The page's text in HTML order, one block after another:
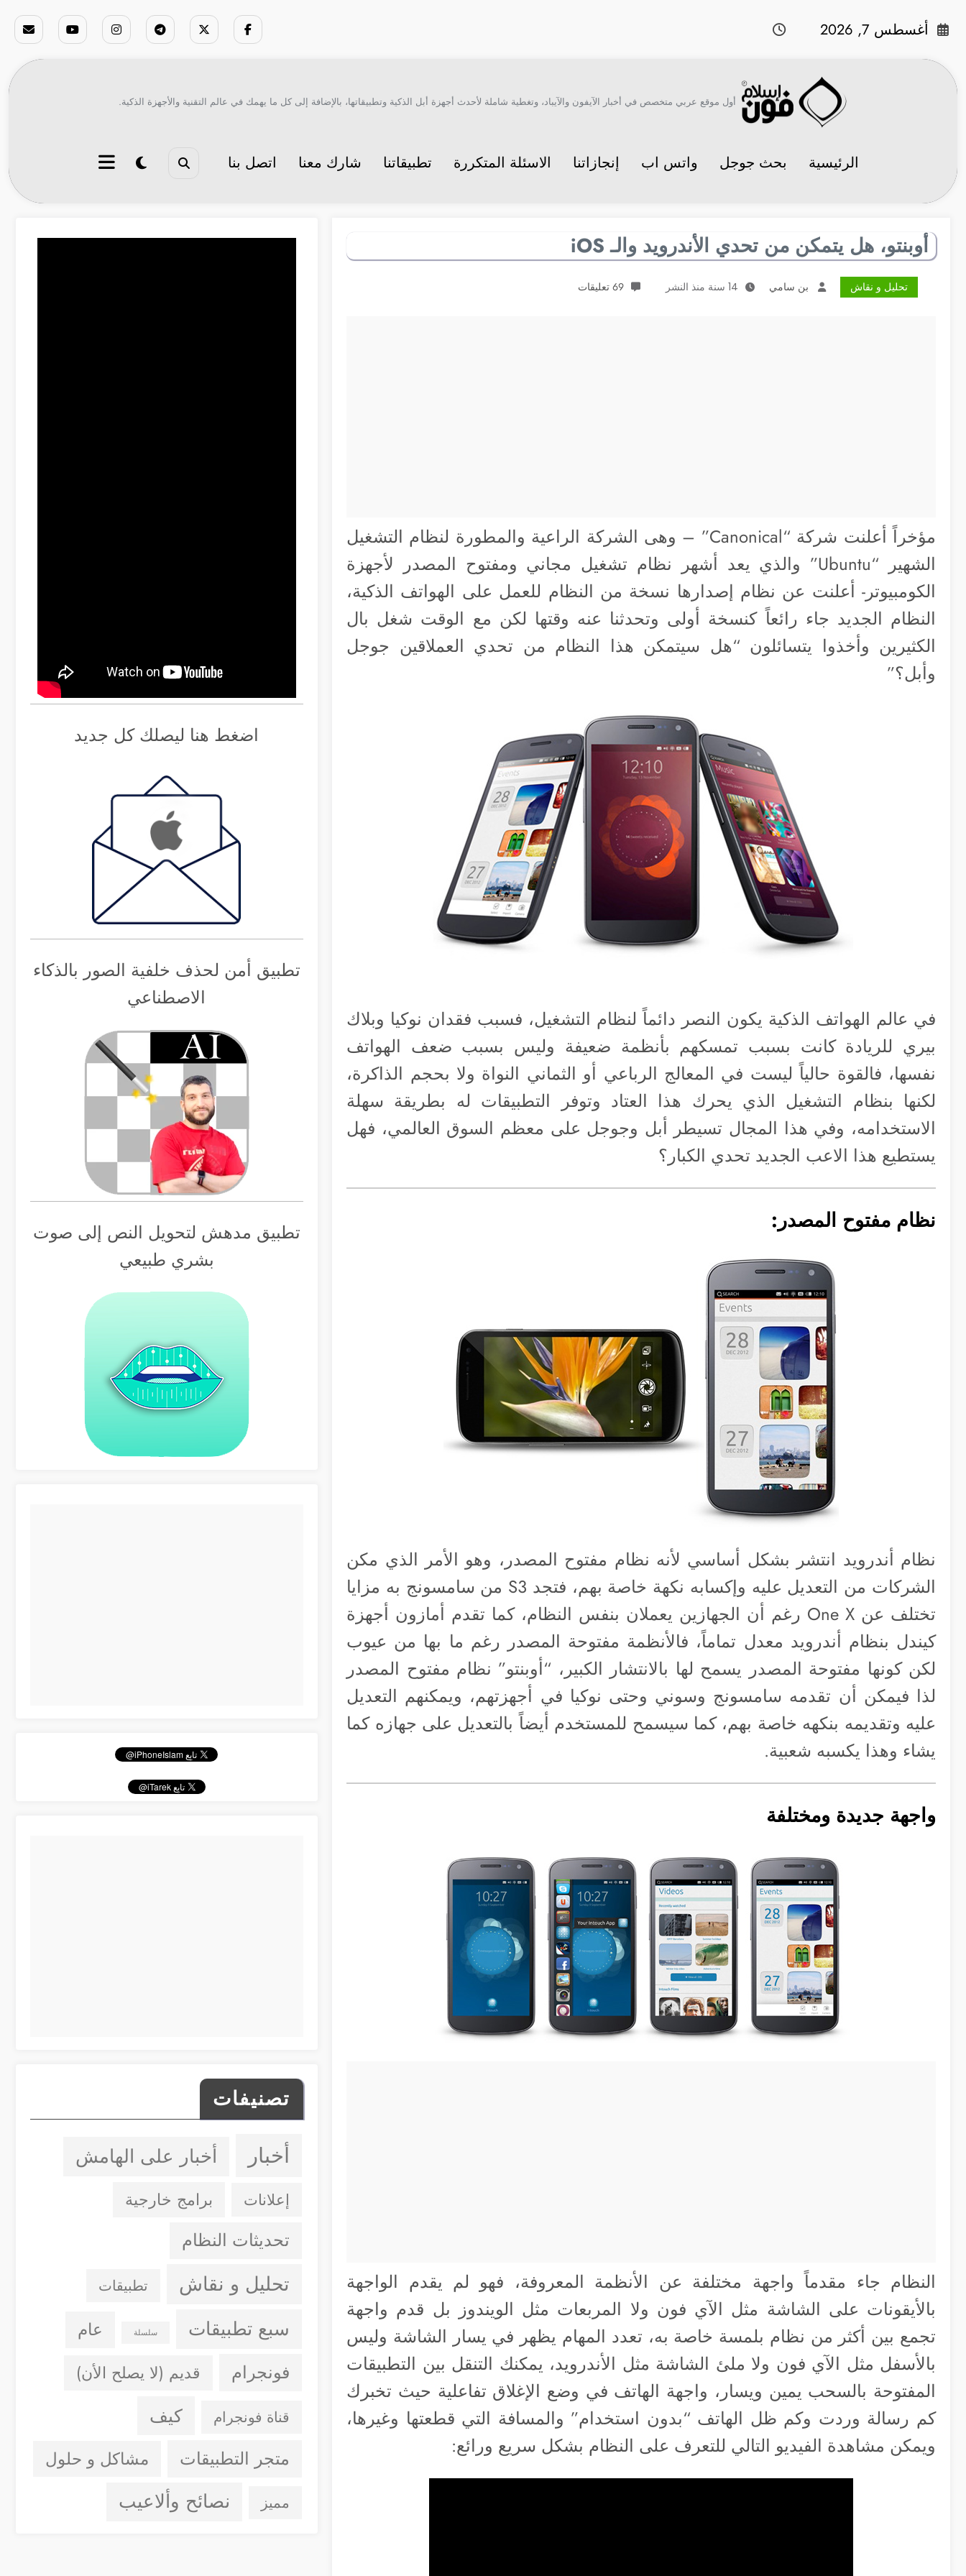
أغسطس 7, 2026
أول موقع عربي متخصص في أخبار الآيفون والآيباد، وتغطية شاملة لأحدث أجهزة أبل الذكية وتطبيقاتها، بالإضافة إلى كل ما يهمك في عالم التقنية والأجهزة الذكية.
الرئيسية بحث جوجل واتس اب إنجازاتنا الاسئلة المتكررة تطبيقاتنا شارك معنا اتصل بنا
أوبنتو، هل يتمكن من تحدي الأندرويد والـ iOS
تحليل و نقاش بن سامي 14 سنة منذ النشر 69 تعليقات
مؤخراً أعلنت شركة “Canonical” – وهى الشركة الراعية والمطورة لنظام التشغيل
الشهير “Ubuntu” والذي يعد أشهر نظام تشغيل مجاني ومفتوح المصدر لأجهزة
الكومبيوتر- أعلنت عن نظام إصدارها نسخة من النظام للعمل على الهواتف الذكية،
النظام الجديد جاء رائعاً كنسخة أولى وتحدثنا عنه وقتها لكن مع الوقت شغل بال
الكثيرين وأخذوا يتسائلون “هل سيتمكن هذا النظام من تحدي العملاقين جوجل
وأبل؟”
في عالم الهواتف الذكية يكون النصر دائماً لنظام التشغيل، فسبب فقدان نوكيا وبلاك
بيري للريادة كانت بسبب تمسكهم بأنظمة ضعيفة وليس بسبب ضعف الهواتف
نفسها، فالقوة حالياً ليست في المعالج الرباعي أو الثماني النواة ولا بحجم الذاكرة،
لكنها بنظام التشغيل الذي يحرك هذا العتاد وتوفر التطبيقات له بطريقة سهلة
الاستخدامه، وفي هذا المجال تسيطر أبل وجوجل على معظم السوق العالمي، فهل
يستطيع هذا الاعب الجديد تحدي الكبار؟
نظام مفتوح المصدر:
نظام أندرويد انتشر بشكل أساسي لأنه نظام مفتوح المصدر، وهو الأمر الذي مكن
الشركات من التعديل عليه وإكسابه نكهة خاصة بهم، فتجد S3 من سامسونج به مزايا
تختلف عن One X رغم أن الجهازين يعملان بنفس النظام، كما تقدم أمازون أجهزة
كيندل بنظام أندرويد معدل تماماً، فالأنظمة مفتوحة المصدر رغم ما بها من عيوب
لكن كونها مفتوحة المصدر يسمح لها بالانتشار الكبير، “أوبنتو” نظام مفتوح المصدر
لذا فيمكن أن تقدمه سامسونج وسوني وحتى نوكيا في أجهزتهم، ويمكنهم التعديل
عليه وتقديمه بنكهه خاصة بهم، كما سيسمح للمستخدم أيضاً بالتعديل على جهازه كما
يشاء وهذا يكسبه شعبية.
واجهة جديدة ومختلفة
النظام جاء مقدماً واجهة مختلفة عن الأنظمة المعروفة، فهو لم يقدم الواجهة
بالأيقونات على الشاشة مثل الآي فون ولا المربعات مثل الويندوز بل قدم واجهة
تجمع بين أكثر من نظام بلمسة خاصة به، تعدد المهام يظهر في يسار الشاشة وليس
بالأسفل مثل الآي فون ولا ملئ الشاشة مثل الأندرويد، يمكنك التنقل بين التطبيقات
المفتوحة بالسحب يمين ويسار، واجهة الهاتف في وضع الإغلاق تفاعلية حيث تخبرك
كم رسالة وردت وكم ظل الهاتف “بدون استخدام” والمسافة التي قطعتها وغيرها،
ويمكن مشاهدة الفيديو التالي للتعرف على النظام بشكل سريع ورائع:
اضغط هنا ليصلك كل جديد
تطبيق أمن لحذف خلفية الصور بالذكاء
الاصطناعي
تطبيق مدهش لتحويل النص إلى صوت
بشري طبيعي
تصنيفات
أخبار أخبار على الهامش
إعلانات برامج خارجية
تحديثات النظام
تحليل و نقاش تطبيقات
سبع تطبيقات سلسلة عام
فونجرام قديم (لا يصلح الأن)
قناة فونجرام كيف
متجر التطبيقات مشاكل و حلول
مميز نصائح وألاعيب